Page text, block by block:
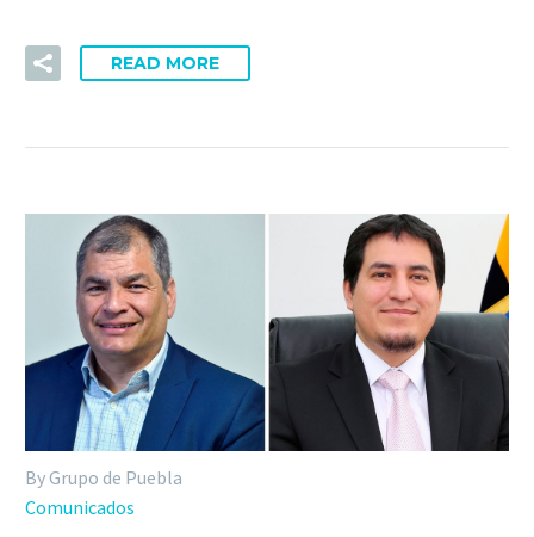
READ MORE
By Grupo de Puebla
Comunicados